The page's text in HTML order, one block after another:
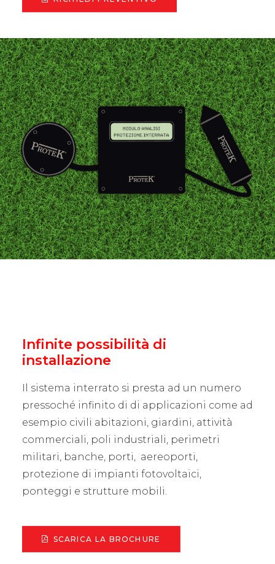
Infinite possibilità di
installazione
Il sistema interrato si presta ad un numero
pressoché infinito di di applicazioni come ad
esempio civili abitazioni, giardini, attività
commerciali, poli industriali, perimetri
militari, banche, porti, aereoporti,
protezione di impianti fotovoltaici,
ponteggi e strutture mobili.
SCARICA LA BROCHURE